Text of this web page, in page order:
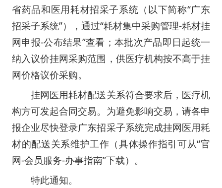
省药品和医用耗材招采子系统（以下简称“广东
招采子系统”），通过“耗材集中采购管理-耗材挂
网申报-公布结果”查看；本批次产品即日起统一
纳入议价挂网采购范围，供医疗机构按不高于挂
网价格议价采购。
挂网医用耗材配送关系符合要求后，医疗机
构方可发起合同交易。为避免影响交易，请各申
报企业尽快登录广东招采子系统完成挂网医用耗
材的配送关系维护工作（具体操作指引可从“官
网-会员服务-办事指南”下载）。
特此通知。